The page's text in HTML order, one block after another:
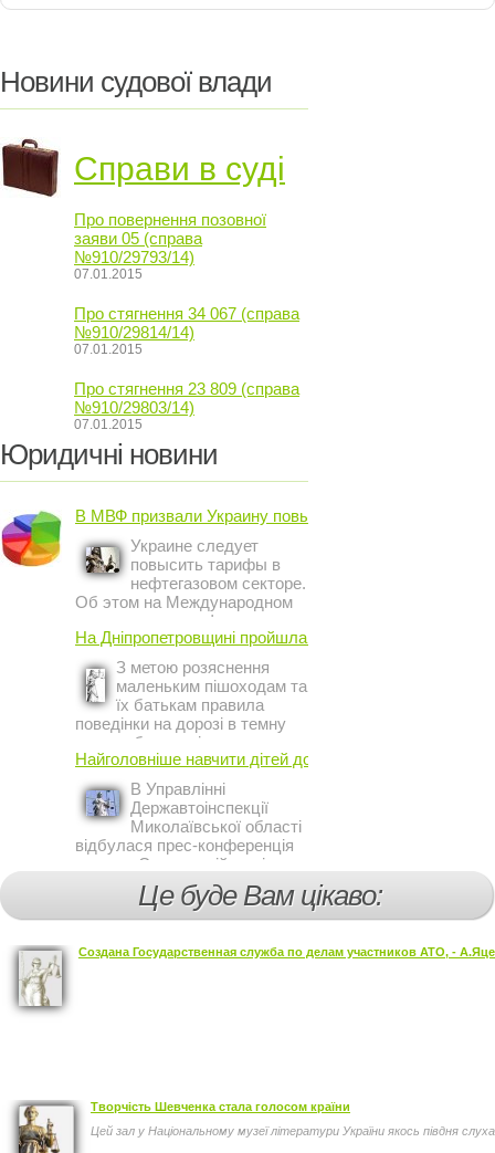
Новини судової влади
Справи в суді
Про повернення позовної
заяви 05 (справа
№910/29793/14)
07.01.2015
Про стягнення 34 067 (справа
№910/29814/14)
07.01.2015
Про стягнення 23 809 (справа
№910/29803/14)
07.01.2015
Юридичні новини
В МВФ призвали Украину повысить ...
Украине следует
повысить тарифы в
нефтегазовом секторе.
Об этом на Международном
инвестиционном форуме в
Киеве заявил постоянный
представитель МВФ на
Украине Жером Ваше.
На Дніпропетровщині пройшла акція ...
З метою розяснення
маленьким пішоходам та
їх батькам правила
поведінки на дорозі в темну
пору доби, працівники сектору
профілактичної роботи відділу
ДАІ з обслуговування міста
Кривий Ріг провели ...
Найголовніше навчити дітей дотримуватися ...
В Управлінні
Державтоінспекції
Миколаївської області
відбулася прес-конференція
на тему Стан аварійності за
участю, з вини дітей і
пішоходів.Це буде Вам цікаво:
Создана Государственная служба по делам участников АТО, -
Творчість Шевченка стала голосом країни
Цей зал у Національному музеї літератури України якось півдня